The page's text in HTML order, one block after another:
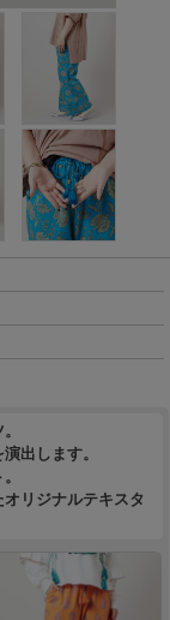
出します。
リジナルテキスタ